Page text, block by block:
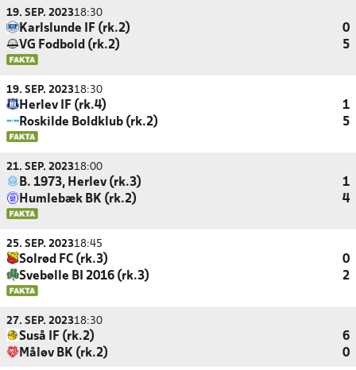
19. SEP. 202318:30
Karlslunde IF (rk.2)
0
VG Fodbold (rk.2)
5
19. SEP. 202318:30
Herlev IF (rk.4)
1
Roskilde Boldklub (rk.2)
5
21. SEP. 202318:00
B. 1973, Herlev (rk.3)
1
Humlebæk BK (rk.2)
4
25. SEP. 202318:45
Solrød FC (rk.3)
0
Svebølle BI 2016 (rk.3)
2
27. SEP. 202318:30
Suså IF (rk.2)
6
Måløv BK (rk.2)
0